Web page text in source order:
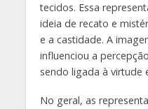
tecidos. Essa
ideia de recato e
e a castidade. A
influenciou a
sendo ligada à virtude
No geral, as